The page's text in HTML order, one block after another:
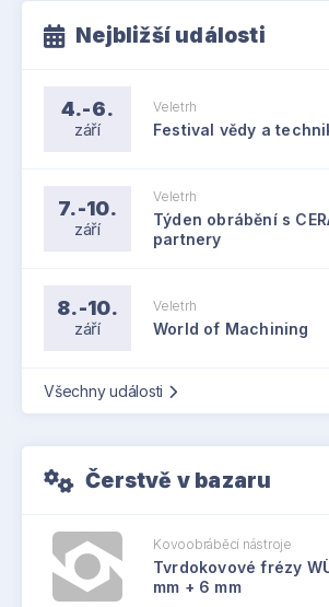
Nejbližší události
4.-6.
září
Veletrh
Festival vědy a
7.-10.
září
Veletrh
Týden obrábění s
partnery
8.-10.
září
Veletrh
World of Machining
Všechny události
Čerstvě v bazaru
Kovoobráběcí nástroje
Tvrdokovové frézy
mm + 6 mm